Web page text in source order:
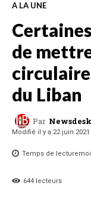
A LA UNE
de
circulaire
du Liban
Par
Modifié il y a 22 juin 2021
Temps de lecture
644 lecteurs